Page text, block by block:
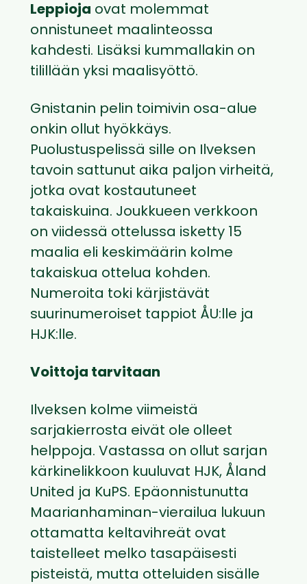
Leppioja ovat molemmat
onnistuneet maalinteossa
kahdesti. Lisäksi kummallakin on
tilillään yksi maalisyöttö.
Gnistanin pelin toimivin osa-alue
onkin ollut hyökkäys.
Puolustuspelissä sille on Ilveksen
tavoin sattunut aika paljon virheitä,
jotka ovat kostautuneet
takaiskuina. Joukkueen verkkoon
on viidessä ottelussa isketty 15
maalia eli keskimäärin kolme
takaiskua ottelua kohden.
Numeroita toki kärjistävät
suurinumeroiset tappiot ÅU:lle ja
HJK:lle.
Voittoja tarvitaan
Ilveksen kolme viimeistä
sarjakierrosta eivät ole olleet
helppoja. Vastassa on ollut sarjan
kärkinelikkoon kuuluvat HJK, Åland
United ja KuPS. Epäonnistunutta
Maarianhaminan-vierailua lukuun
ottamatta keltavihreät ovat
taistelleet melko tasapäisesti
pisteistä, mutta otteluiden sisälle